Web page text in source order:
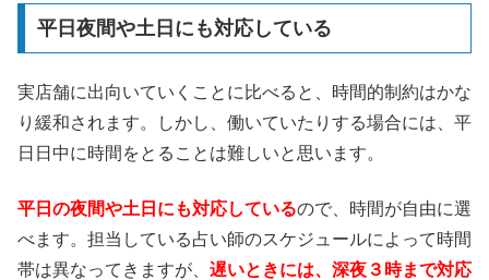
平日夜間や土日にも対応している
実店舗に出向いていくことに比べると、時間的制約はかな
り緩和されます。しかし、働いていたりする場合には、平
日日中に時間をとることは難しいと思います。
平日の夜間や土日にも対応しているので、時間が自由に選
べます。担当している占い師のスケジュールによって時間
帯は異なってきますが、 遅いときには、深夜３時まで対応